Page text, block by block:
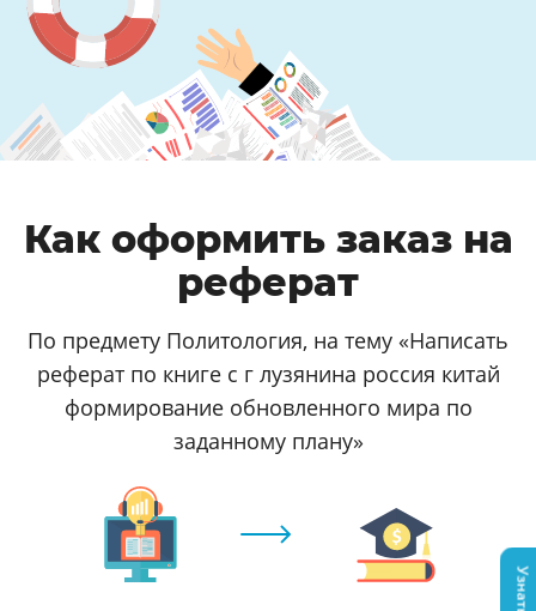
Как оформить заказ на
реферат
По предмету Политология, на тему «Написать
реферат по книге с г лузянина россия китай
формирование обновленного мира по
заданному плану»